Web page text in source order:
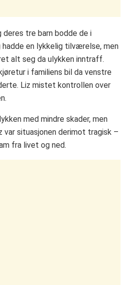
deres tre barn bodde de i
hadde en lykkelig tilværelse, men
alt seg da ulykken inntraff.
i familiens bil da venstre
Liz mistet kontrollen over
med mindre skader, men
var situasjonen derimot tragisk –
fra livet og ned.